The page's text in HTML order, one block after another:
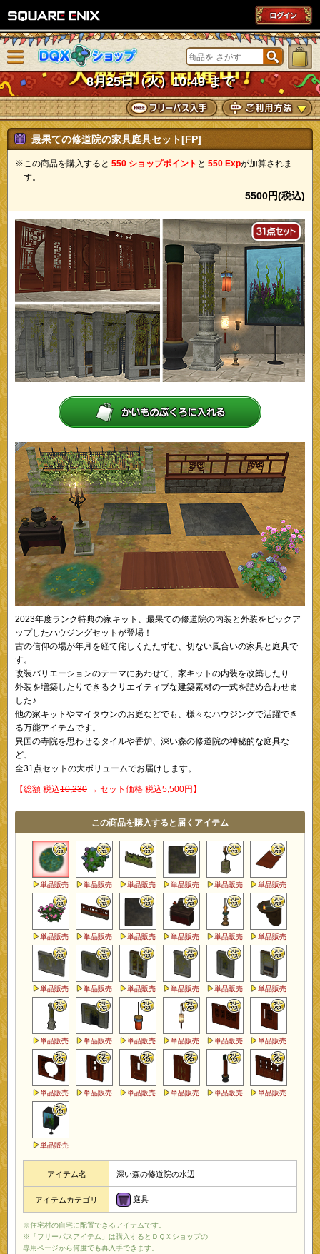
DQXショップ
8月25日（火）10:49 まで
ニューを閉じる
最果ての修道院の家具庭具セット[FP]
※この商品を購入すると 550 ショップポイント と 550 Expが加算されま
す。
5500円(税込)
2023年度ランク特典の家キット、最果ての修道院の内装と外装をピックア
ップしたハウジングセットが登場！
古の信仰の場が年月を経て侘しくたたずむ、切ない風合いの家具と庭具で
す。
改装バリエーションのテーマにあわせて、家キットの内装を改築したり
外装を増築したりできるクリエイティブな建築素材の一式を詰め合わせま
した♪
他の家キットやマイタウンのお庭などでも、様々なハウジングで活躍でき
る万能アイテムです。
異国の寺院を思わせるタイルや香炉、深い森の修道院の神秘的な庭具な
ど、
全31点セットの大ボリュームでお届けします。
【総額 税込10,230 → セット価格 税込5,500円】
この商品を購入すると届くアイテム
単品販売 単品販売 単品販売 単品販売 単品販売 単品販売
単品販売 単品販売 単品販売 単品販売 単品販売 単品販売
単品販売 単品販売 単品販売 単品販売 単品販売 単品販売
単品販売 単品販売 単品販売 単品販売 単品販売 単品販売
単品販売 単品販売 単品販売 単品販売 単品販売 単品販売
単品販売
アイテム名 深い森の修道院の水辺
アイテムカテゴリ 庭具
※住宅村の自宅に配置できるアイテムです。
※「フリーパスアイテム」は購入するとＤＱＸショップの
専用ページから何度でも再入手できます。